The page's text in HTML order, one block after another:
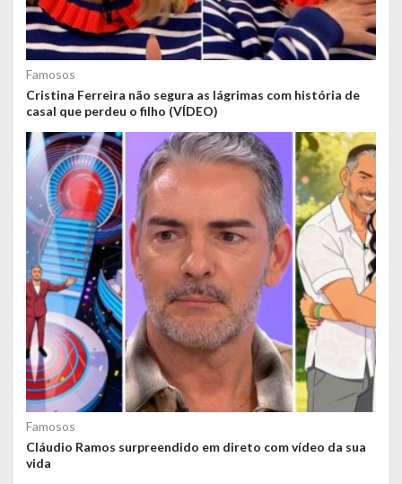
Famosos
Cristina Ferreira não segura as lágrimas com história de
casal que perdeu o filho (VÍDEO)
Famosos
Cláudio Ramos surpreendido em direto com vídeo da sua
vida